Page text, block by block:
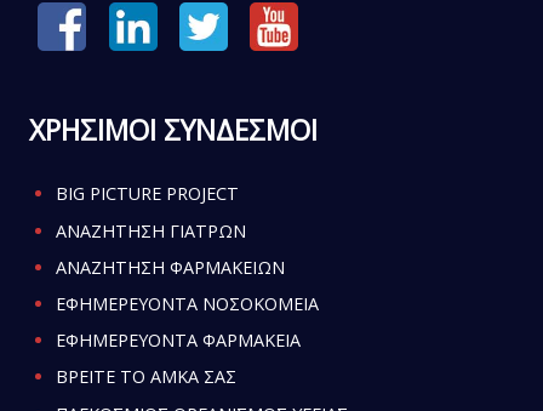
ΧΡΗΣΙΜΟΙ ΣΥΝΔΕΣΜΟΙ
BIG PICTURE PROJECT
ΑΝΑΖΗΤΗΣΗ ΓΙΑΤΡΩΝ
ΑΝΑΖΗΤΗΣΗ ΦΑΡΜΑΚΕΙΩΝ
ΕΦΗΜΕΡΕΥΟΝΤΑ ΝΟΣΟΚΟΜΕΙΑ
ΕΦΗΜΕΡΕΥΟΝΤΑ ΦΑΡΜΑΚΕΙΑ
ΒΡΕΙΤΕ ΤΟ ΑΜΚΑ ΣΑΣ